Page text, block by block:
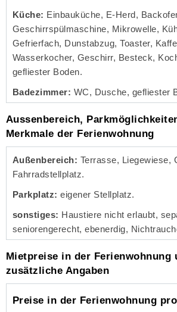
Küche: Einbauküche, E-Herd,
Geschirrspülmaschine, Mikrowelle,
Gefrierfach, Dunstabzug, Toaster,
Wasserkocher, Geschirr, Besteck,
gefliester Boden.
Badezimmer: WC, Dusche, gefliester
Aussenbereich,
Merkmale der Ferienwohnung
Außenbereich: Terrasse, Liegewiese,
Fahrradstellplatz.
Parkplatz: eigener Stellplatz.
sonstiges: Haustiere nicht erlaubt,
seniorengerecht, ebenerdig,
Mietpreise in der Ferienwohnung
zusätzliche Angaben
Preise in der Ferienwohnung